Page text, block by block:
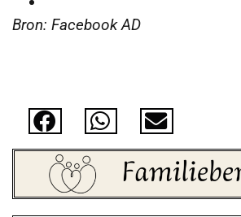
Bron: Facebook AD